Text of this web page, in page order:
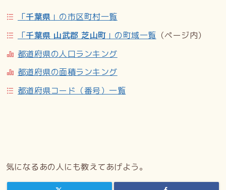
「千葉県 」の市区町村一覧
「千葉県 山武郡 芝山町 」の町域一覧 （ページ内）
都道府県の人口ランキング
都道府県の面積ランキング
都道府県コード（番号）一覧
気になるあの人にも教えてあげよう。